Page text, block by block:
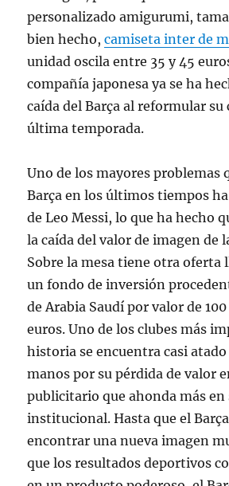
personalizado amigurumi,
bien hecho,camiseta inter de
unidad oscila entre 35 y 45
compañía japonesa ya se ha
caída del Barça al reformular
última temporada.
Uno de los mayores problemas
Barça en los últimos tiempos
de Leo Messi, lo que ha hecho
la caída del valor de imagen de
Sobre la mesa tiene otra oferta
un fondo de inversión
de Arabia Saudí por valor de
euros. Uno de los clubes más
historia se encuentra casi atado
manos por su pérdida de valor
publicitario que ahonda más en
institucional. Hasta que el
encontrar una nueva imagen
que los resultados deportivos